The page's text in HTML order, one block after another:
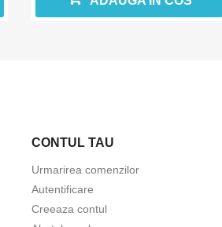
CONTUL TAU
Urmarirea comenzilor
Autentificare
Creeaza contul